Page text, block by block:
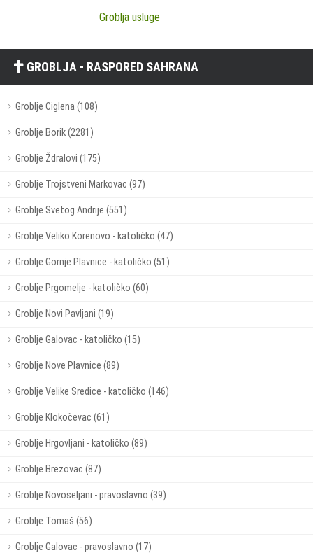
Groblja usluge
GROBLJA - RASPORED SAHRANA
Groblje Ciglena (108)
Groblje Borik (2281)
Groblje Ždralovi (175)
Groblje Trojstveni Markovac (97)
Groblje Svetog Andrije (551)
Groblje Veliko Korenovo - katoličko (47)
Groblje Gornje Plavnice - katoličko (51)
Groblje Prgomelje - katoličko (60)
Groblje Novi Pavljani (19)
Groblje Galovac - katoličko (15)
Groblje Nove Plavnice (89)
Groblje Velike Sredice - katoličko (146)
Groblje Klokočevac (61)
Groblje Hrgovljani - katoličko (89)
Groblje Brezovac (87)
Groblje Novoseljani - pravoslavno (39)
Groblje Tomaš (56)
Groblje Galovac - pravoslavno (17)